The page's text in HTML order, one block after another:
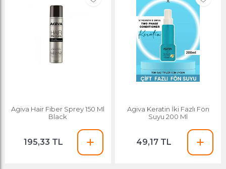
Agiva Hair Fiber Sprey 150 Ml
Black
195,33 TL
Agiva Keratin İki Fazlı Fön
Suyu 200 Ml
49,17 TL